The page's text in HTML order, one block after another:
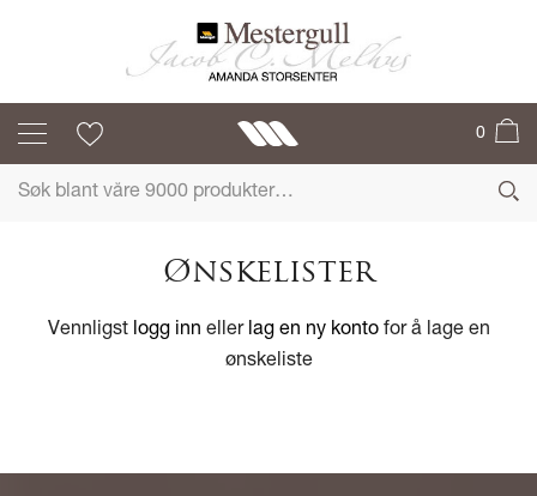
0
Ønskelister
Vennligst logg inn eller lag en ny kontofor å lage en
ønskeliste